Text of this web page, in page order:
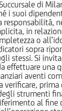
di
i suoi
in
o
sopra
stessi. Si
effettuare una
aventi
verificare, prima
strumenti
al fine